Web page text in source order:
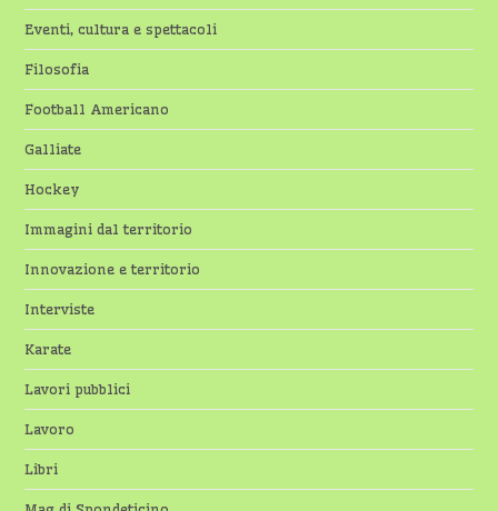
Eventi, cultura e spettacoli
Filosofia
Football Americano
Galliate
Hockey
Immagini dal territorio
Innovazione e territorio
Interviste
Karate
Lavori pubblici
Lavoro
Libri